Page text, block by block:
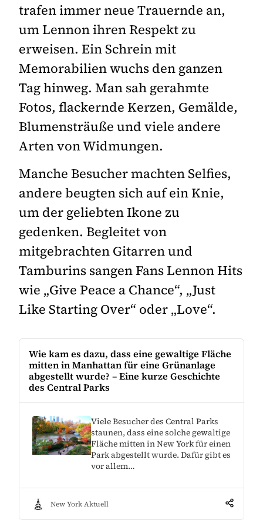
trafen immer neue Trauernde an,
um Lennon ihren Respekt zu
erweisen. Ein Schrein mit
Memorabilien wuchs den ganzen
Tag hinweg. Man sah gerahmte
Fotos, flackernde Kerzen, Gemälde,
Blumensträuße und viele andere
Arten von Widmungen.
Manche Besucher machten Selfies,
andere beugten sich auf ein Knie,
um der geliebten Ikone zu
gedenken. Begleitet von
mitgebrachten Gitarren und
Tamburins sangen Fans Lennon Hits
wie „Give Peace a Chance“, „Just
Like Starting Over“ oder „Love“.
Wie kam es dazu, dass eine gewaltige Fläche
mitten in Manhattan für eine Grünanlage
abgestellt wurde? – Eine kurze Geschichte
des Central Parks
Viele Besucher des Central Parks
staunen, dass eine solche gewaltige
Fläche mitten in New York für einen
Park abgestellt wurde. Dafür gibt es
vor allem…
New York Aktuell